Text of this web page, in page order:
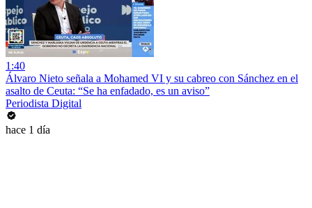
1:40
Álvaro Nieto señala a Mohamed VI y su cabreo con Sánchez en el
asalto de Ceuta: “Se ha enfadado, es un aviso”
Periodista Digital
hace 1 día